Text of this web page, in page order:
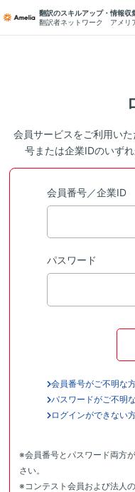
翻訳のスキルアップ・情報収
翻訳者ネットワーク アメリ
会員サービスをご利用い
号または企業IDのいず
会員番号／企業ID
パスワード
会員番号がご不明な
パスワードがご不明
ログインができない
※会員番号とパスワード両方
さい。
※コンテスト会員および法人